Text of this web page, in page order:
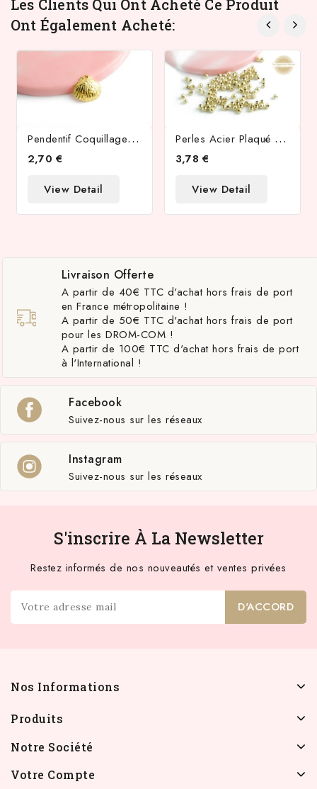
Les Clients Qui Ont Acheté Ce Produit
Ont Également Acheté:
P
Endentif Coquillage En Acier Inoxydable Plaqué Or 18k
2,70 €
View Detail
P
Erles Acier Plaqué Or 24k Rondes 4mm
3,78 €
View Detail
Livraison Offerte
A partir de 40€ TTC d'achat hors frais de port
en France métropolitaine !
A partir de 50€ TTC d'achat hors frais de port
pour les DROM-COM !
A partir de 100€ TTC d'achat hors frais de port
à l'International !
Facebook
Suivez-nous sur les réseaux
Instagram
Suivez-nous sur les réseaux
S'inscrire À La Newsletter
Restez informés de nos nouveautés et ventes privées
Nos Informations
Produits
Notre Société
Votre Compte